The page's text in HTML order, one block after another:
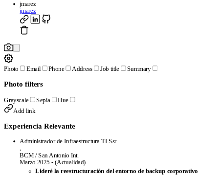
jmarez
jmarez
Photo Email Phone Address Job title Summary
Photo filters
Grayscale Sepia Hue
Add link
Experiencia Relevante
Administrador de Infraestructura TI Ssr.
,
BCM / San Antonio Int.
Marzo 2025 - (Actualidad)
Lideré la reestructuración del entorno de backup corporativo